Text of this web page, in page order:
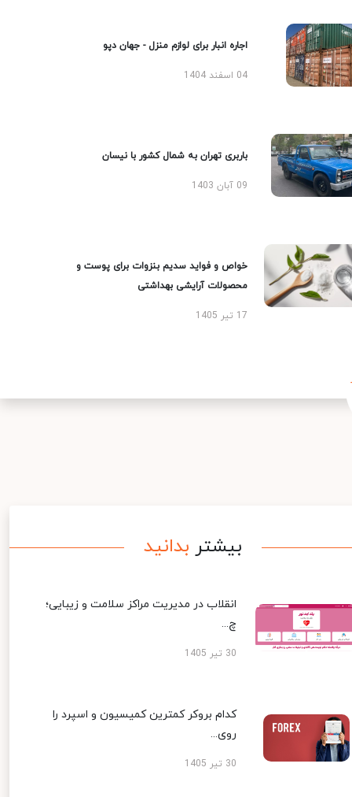
اجاره انبار برای لوازم منزل - جهان دپو
04 اسفند 1404
باربری تهران به شمال کشور با نیسان
09 آبان 1403
خواص و فواید سدیم بنزوات برای پوست و
محصولات آرایشی بهداشتی
17 تیر 1405
بیشتر بدانید
انقلاب در مدیریت مراکز سلامت و زیبایی؛
چ...
30 تیر 1405
کدام بروکر کمترین کمیسیون و اسپرد را
روی...
30 تیر 1405